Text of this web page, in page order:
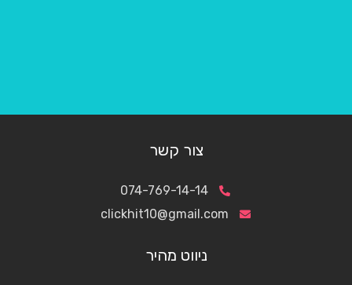
צור קשר
074-769-14-14
clickhit10@gmail.com
ניווט מהיר